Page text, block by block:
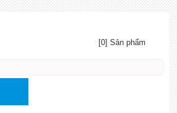
[0] Sản phẩm